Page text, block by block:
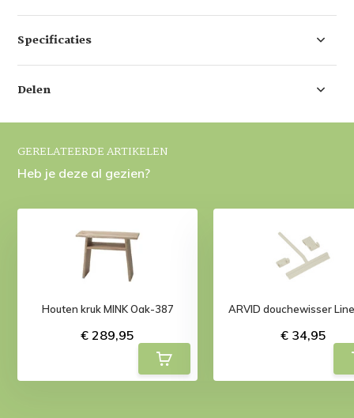
Specificaties
Delen
GERELATEERDE ARTIKELEN
Heb je deze al gezien?
Houten kruk MINK Oak-387
€ 289,95
ARVID douchewisser
€ 34,95